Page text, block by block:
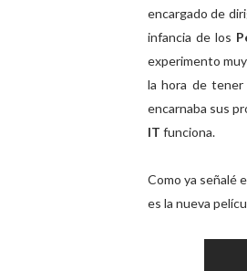
encargado de
infancia de los
experimento
la hora de
encarnaba sus
IT funciona.
Como ya señalé
es la nueva